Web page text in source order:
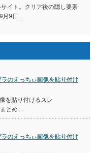
イト。クリア後の隠し要素
月9日…
ラのえっちぃ画像を貼り付け
を貼り付けるスレ
まとめ…
ラのえっちぃ画像を貼り付け